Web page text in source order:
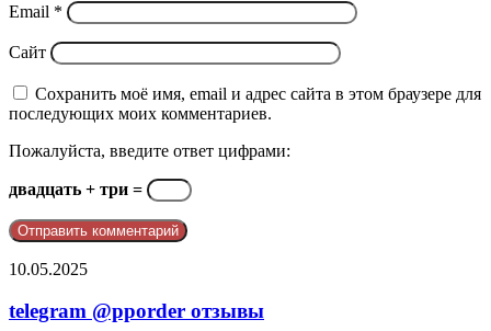
Email *
Сайт
Сохранить моё имя, email и адрес сайта в этом браузере для
последующих моих комментариев.
Пожалуйста, введите ответ цифрами:
двадцать + три =
telegram
отзывы
10.05.2025
telegram @pporder отзывы